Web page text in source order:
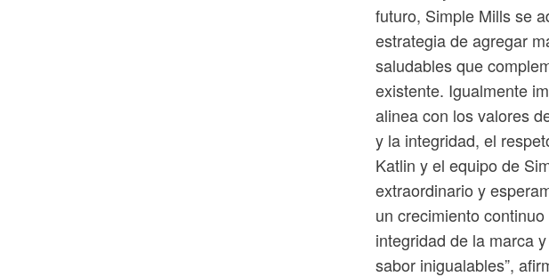
futuro, Simple Mills se
estrategia de agregar
saludables que
existente. Igualmente
alinea con los valores
y la integridad, el
Katlin y el equipo de
extraordinario y
un crecimiento
integridad de la marca
sabor inigualables”,